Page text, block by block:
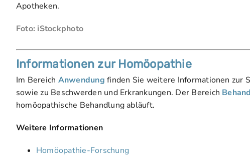
Apotheken.
Foto: iStockphoto
Informationen zur Homöopathie
Im Bereich Anwendung finden Sie weitere Informationen zur
sowie zu Beschwerden und Erkrankungen. Der Bereich
homöopathische Behandlung abläuft.
Weitere Informationen
Homöopathie-Forschung